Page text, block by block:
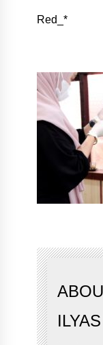
Red_*
ILYAS